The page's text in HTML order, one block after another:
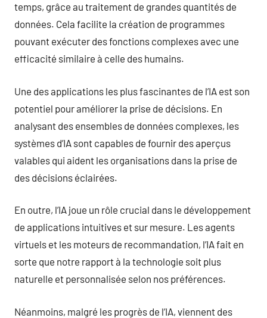
temps, grâce au traitement de grandes quantités de
données. Cela facilite la création de programmes
pouvant exécuter des fonctions complexes avec une
efficacité similaire à celle des humains.
Une des applications les plus fascinantes de l’IA est son
potentiel pour améliorer la prise de décisions. En
analysant des ensembles de données complexes, les
systèmes d’IA sont capables de fournir des aperçus
valables qui aident les organisations dans la prise de
des décisions éclairées.
En outre, l’IA joue un rôle crucial dans le développement
de applications intuitives et sur mesure. Les agents
virtuels et les moteurs de recommandation, l’IA fait en
sorte que notre rapport à la technologie soit plus
naturelle et personnalisée selon nos préférences.
Néanmoins, malgré les progrès de l’IA, viennent des